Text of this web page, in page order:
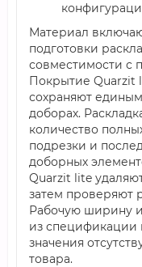
Материал
подготовки
совместимости с
Покрытие Quarzit
сохраняют
доборах.
количество
подрезки и
доборных
Quarzit lite
затем проверяют
Рабочую ширину
из спецификации
значения
товара.